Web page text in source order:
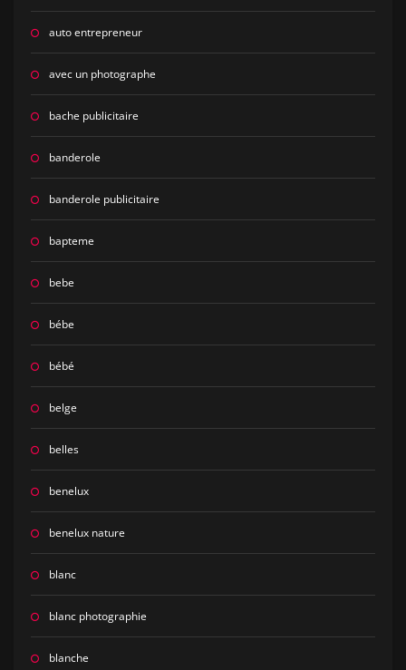
auto entrepreneur
avec un photographe
bache publicitaire
banderole
banderole publicitaire
bapteme
bebe
bébe
bébé
belge
belles
benelux
benelux nature
blanc
blanc photographie
blanche